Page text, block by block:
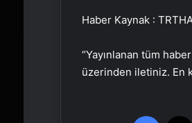
Haber Kaynak :
“Yayınlanan tüm
üzerinden iletiniz. En